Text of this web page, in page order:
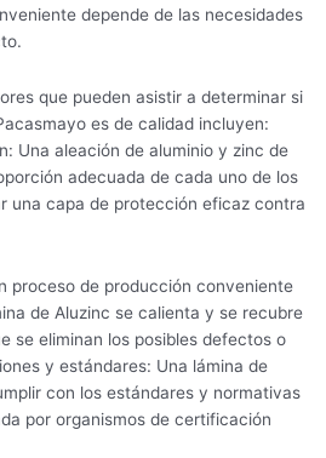
depende de las necesidades
que pueden asistir a determinar si
es de calidad incluyen:
Una aleación de aluminio y zinc de
adecuada de cada uno de los
una capa de protección eficaz contra
proceso de producción conveniente
de Aluzinc se calienta y se recubre
se eliminan los posibles defectos o
y estándares: Una lámina de
con los estándares y normativas
por organismos de certificación